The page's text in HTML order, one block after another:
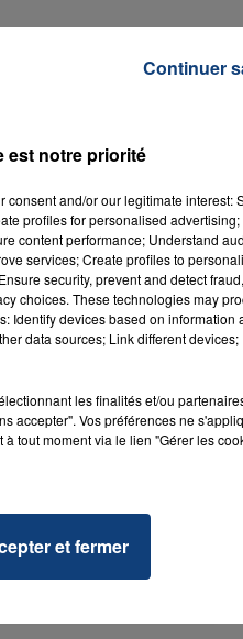
SE FAIRE
RESSORT DE LA...
est notre priorité
and/or our legitimate interest:
profiles for personalised
content performance; Understand
services; Create profiles to
security, prevent and detect
choices. These technologies may
Identify devices based on information
data sources; Link different
les finalités et/ou
accepter". Vos préférences ne
tout moment via le lien "Gérer les
et fermer
Continuer